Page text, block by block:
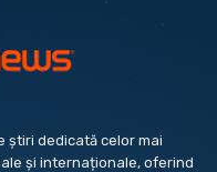
știri dedicată celor mai
și internaționale, oferind